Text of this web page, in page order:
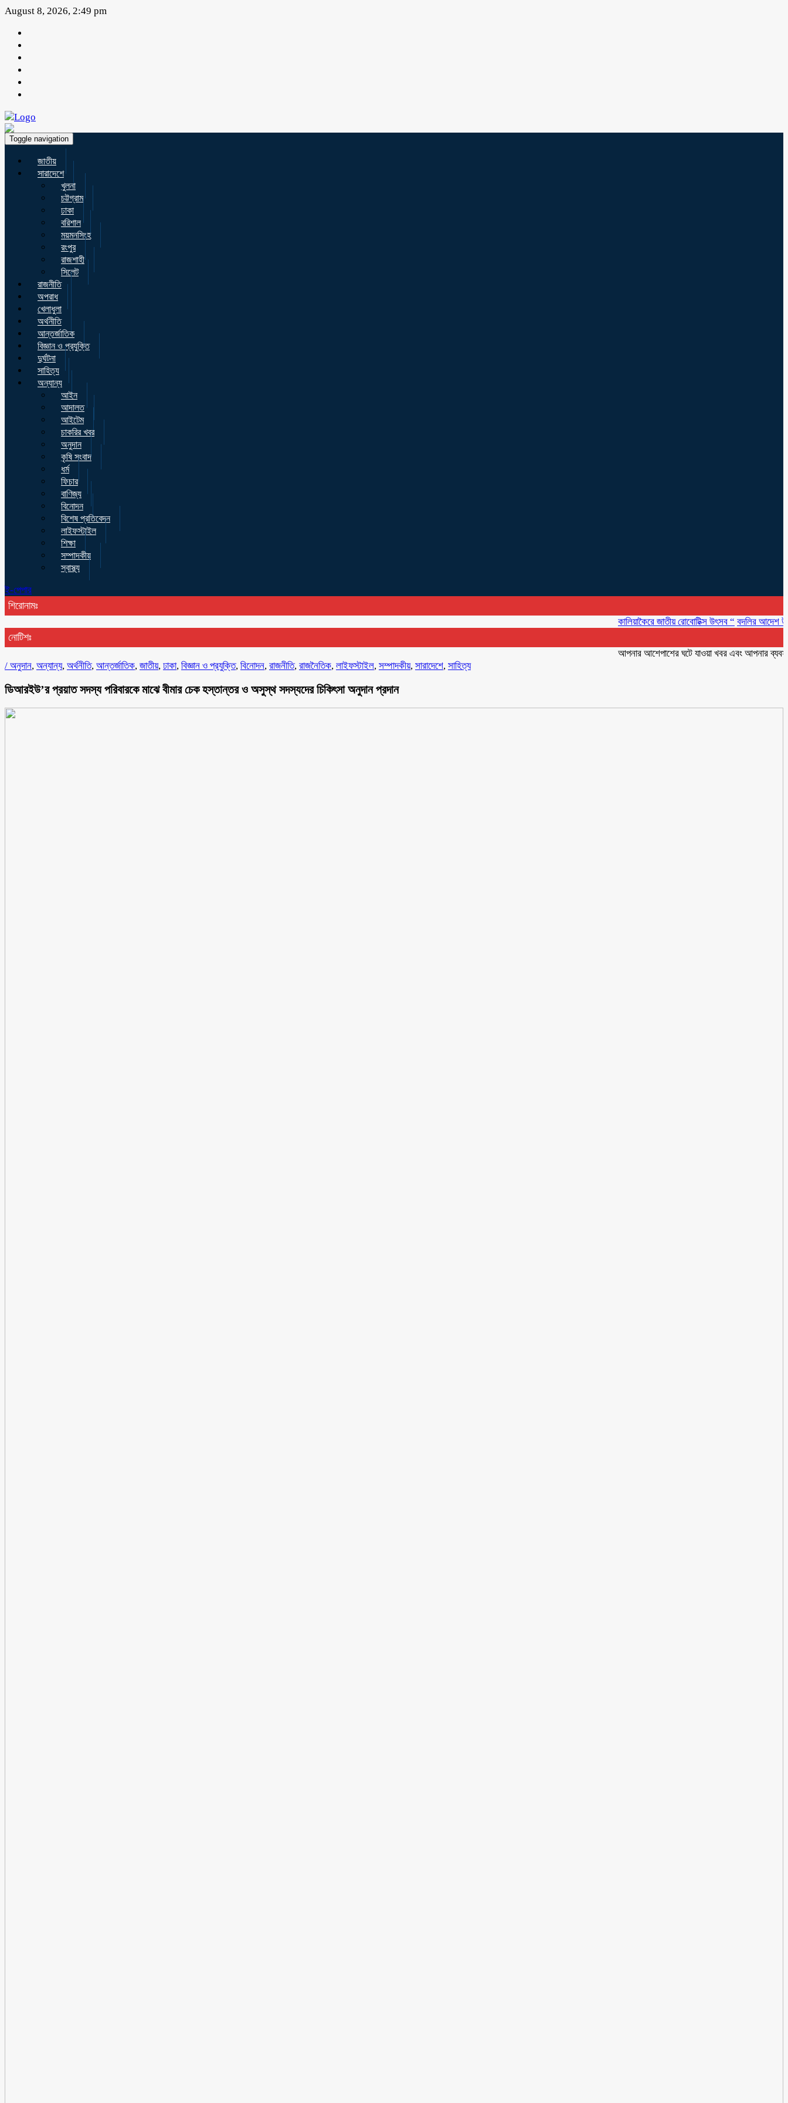
August 8, 2026, 2:49 pm
Toggle navigation
জাতীয়
সারাদেশে
খুলনা
চট্টগ্রাম
ঢাকা
বরিশাল
ময়মনসিংহ
রংপুর
রাজশাহী
সিলেট
রাজনীতি
অপরাধ
খেলাধুলা
অর্থনীতি
আন্তর্জাতিক
বিজ্ঞান ও প্রযুক্তি
দুর্ঘটনা
সাহিত্য
অন্যান্য
আইন
আদালত
আইটেম
চাকরির খবর
অনুদান
কৃষি সংবাদ
ধর্ম
ফিচার
বাণিজ্য
বিনোদন
বিশেষ প্রতিবেদন
লাইফস্টাইল
শিক্ষা
সম্পাদকীয়
স্বাস্থ্য
ই-পেপার
শিরোনামঃ
কালিয়াকৈরে জাতীয় রোবোটিক্স উৎসব “ বদলির আদেশ উপেক্ষা
নোটিশঃ
আপনার আশেপাশের ঘটে যাওয়া খবর এবং আপনার ব্যবসার
/ অনুদান, অন্যান্য, অর্থনীতি, আন্তর্জাতিক, জাতীয়, ঢাকা, বিজ্ঞান ও প্রযুক্তি, বিনোদন, রাজনীতি, রাজনৈতিক, লাইফস্টাইল, সম্পাদকীয়, সারাদেশে, সাহিত্য
ডিআরইউ’র প্রয়াত সদস্য পরিবারকে মাঝে বীমার চেক হস্তান্তর ও অসুস্থ সদস্যদের চিকিৎসা অনুদান প্রদান